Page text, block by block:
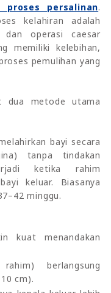
proses persalinan.
kelahiran adalah
dan operasi caesar
memiliki kelebihan,
pemulihan yang
dua metode utama
bayi secara
tanpa tindakan
ketika rahim
keluar. Biasanya
minggu.
kuat menandakan
berlangsung
cm).